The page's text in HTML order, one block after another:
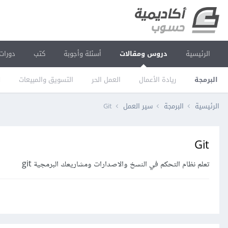
الرئيسية دروس ومقالات
البرمجة ريادة الأعمال العمل الحر التسويق والمبيعات
أسئلة وأجوبة كتب دورات
الرئيسية البرمجة سير العمل Git
Git
تعلم نظام التحكم في النسخ والاصدارات ومشاريعك البرمجية git